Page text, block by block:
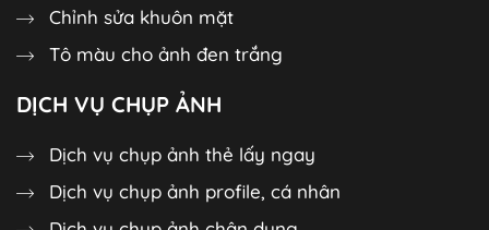
Chỉnh sửa khuôn mặt
Tô màu cho ảnh đen trắng
DỊCH VỤ CHỤP ẢNH
Dịch vụ chụp ảnh thẻ lấy ngay
Dịch vụ chụp ảnh profile, cá nhân